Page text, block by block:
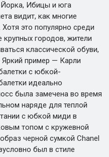
Ибицы и юга
видит, как многие
это популярно среди
городов, жители
классической обуви,
Яркий пример — Карли
с юбкой-
идеально
была замечена во время
наряде для теплой
с юбкой миди в
топом с кружевной
черной сумкой Chanel
был в стиле